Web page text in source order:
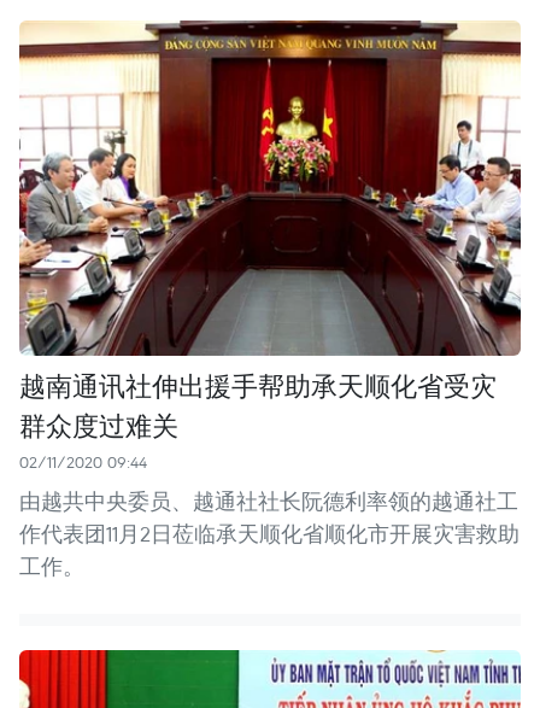
越南通讯社伸出援手帮助承天顺化省受灾
群众度过难关
02/11/2020 09:44
由越共中央委员、越通社社长阮德利率领的越通社工
作代表团11月2日莅临承天顺化省顺化市开展灾害救助
工作。